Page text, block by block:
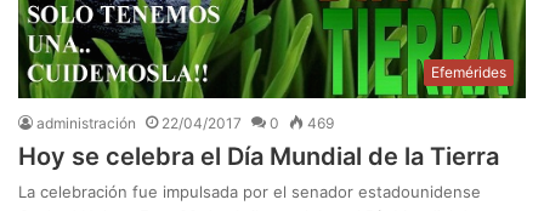
Efemérides
administración 22/04/2017 0 469
Hoy se celebra el Día Mundial de la Tierra
La celebración fue impulsada por el senador estadounidense